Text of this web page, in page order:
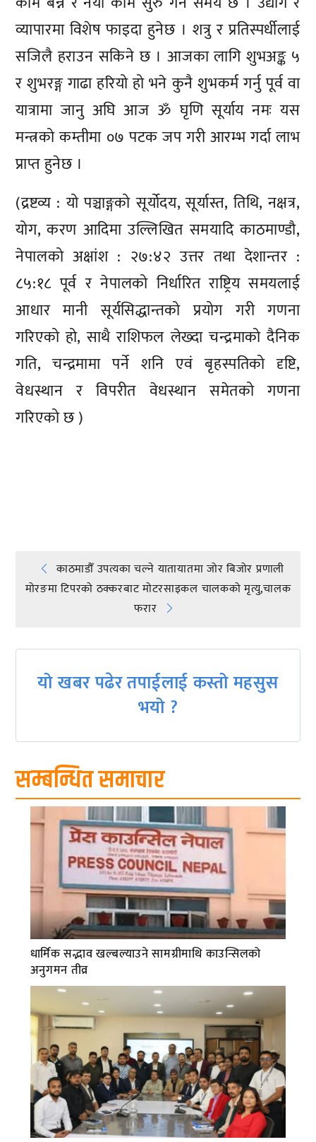
व्यापारमा विशेष फाइदा हुनेछ । शत्रु र प्रतिस्पर्धीलाई
सजिलै हराउन सकिने छ । आजका लागि शुभअङ्क ५
र शुभरङ्ग गाढा हरियो हो भने कुनै शुभकर्म गर्नु पूर्व वा
यात्रामा जानु अघि आज ॐ घृणि सूर्याय नमः यस
मन्त्रको कम्तीमा ०७ पटक जप गरी आरम्भ गर्दा लाभ
प्राप्त हुनेछ ।
(द्रष्टव्य : यो पञ्चाङ्गको सूर्योदय, सूर्यास्त, तिथि, नक्षत्र,
योग, करण आदिमा उल्लिखित समयादि काठमाण्डौ,
नेपालको अक्षांश : २७:४२ उत्तर तथा देशान्तर :
८५:१८ पूर्व र नेपालको निर्धारित राष्ट्रिय समयलाई
आधार मानी सूर्यसिद्धान्तको प्रयोग गरी गणना
गरिएको हो, साथै राशिफल लेख्दा चन्द्रमाको दैनिक
गति, चन्द्रमामा पर्ने शनि एवं बृहस्पतिको दृष्टि,
वेधस्थान र विपरीत वेधस्थान समेतको गणना
गरिएको छ )
Post
navigation
काठमाडौँ उपत्यका चल्ने यातायातमा जोर बिजोर प्रणाली
मोरङमा टिपरको ठक्करबाट मोटरसाइकल चालकको मृत्यु,चालक
फरार
यो खबर पढेर तपाईलाई कस्तो महसुस
भयो ?
सम्बन्धित समाचार
धार्मिक सद्भाव खल्बल्याउने सामग्रीमाथि काउन्सिलको
अनुगमन तीव्र